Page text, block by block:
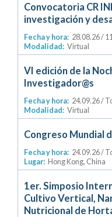
Convocatoria CR
investigación y
Fecha y hora: 28.08.26/
Modalidad: Virtual
VI edición de la
Investigador@s
Fecha y hora: 24.09.26/
Modalidad: Virtual
Congreso Mundial
Fecha y hora: 24.09.26/
Lugar: Hong Kong, China
1er. Simposio
Cultivo Vertical,
Nutricional de